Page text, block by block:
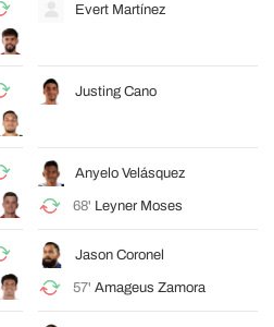
Evert Martínez
Justing Cano
Anyelo Velásquez
68' Leyner Moses
Jason Coronel
57' Amageus Zamora